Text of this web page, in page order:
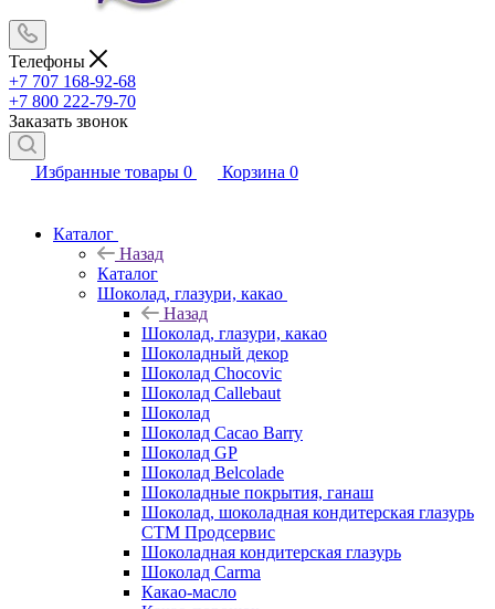
Телефоны
+7 707 168-92-68
+7 800 222-79-70
Заказать звонок
Избранные товары 0 Корзина 0
Каталог
Назад
Каталог
Шоколад, глазури, какао
Назад
Шоколад, глазури, какао
Шоколадный декор
Шоколад Chocovic
Шоколад Callebaut
Шоколад
Шоколад Cacao Barry
Шоколад GP
Шоколад Belcolade
Шоколадные покрытия, ганаш
Шоколад, шоколадная кондитерская глазурь
СТМ Продсервис
Шоколадная кондитерская глазурь
Шоколад Carma
Какао-масло